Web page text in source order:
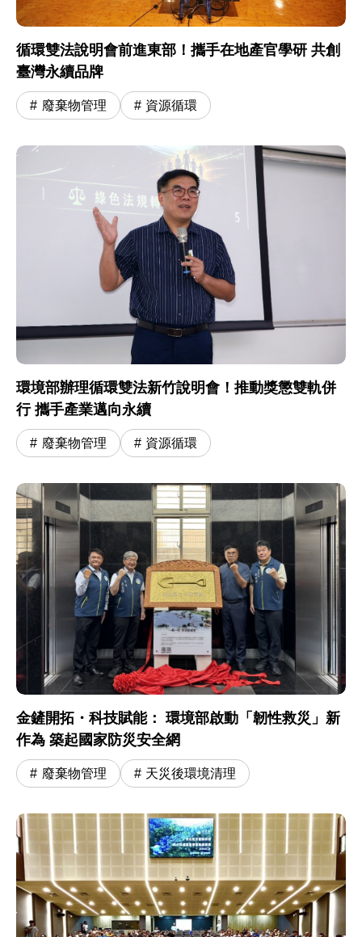
循環雙法說明會前進東部！攜手在地產官學研 共創
臺灣永續品牌
廢棄物管理 資源循環
環境部辦理循環雙法新竹說明會！推動獎懲雙軌併
行 攜手產業邁向永續
廢棄物管理 資源循環
金鏟開拓・科技賦能： 環境部啟動「韌性救災」新
作為 築起國家防災安全網
廢棄物管理 天災後環境清理